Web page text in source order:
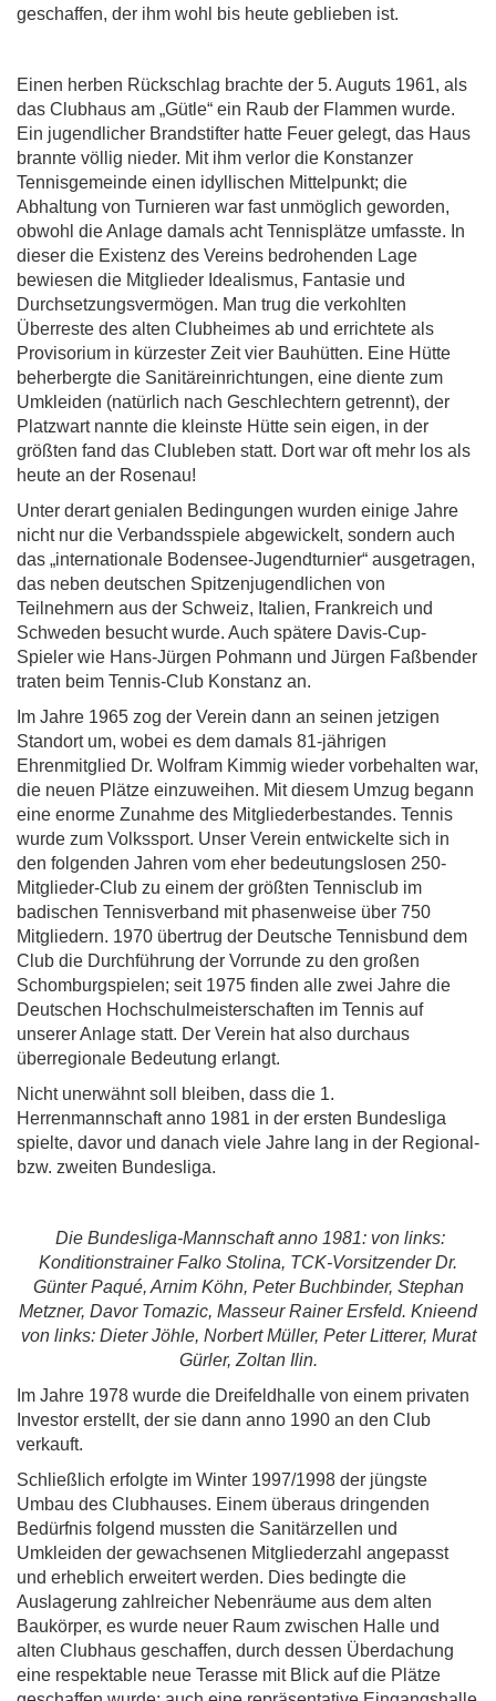
geschaffen, der ihm wohl bis heute geblieben ist.
Einen herben Rückschlag brachte der 5. Auguts 1961, als
das Clubhaus am „Gütle“ ein Raub der Flammen wurde.
Ein jugendlicher Brandstifter hatte Feuer gelegt, das Haus
brannte völlig nieder. Mit ihm verlor die Konstanzer
Tennisgemeinde einen idyllischen Mittelpunkt; die
Abhaltung von Turnieren war fast unmöglich geworden,
obwohl die Anlage damals acht Tennisplätze umfasste. In
dieser die Existenz des Vereins bedrohenden Lage
bewiesen die Mitglieder Idealismus, Fantasie und
Durchsetzungsvermögen. Man trug die verkohlten
Überreste des alten Clubheimes ab und errichtete als
Provisorium in kürzester Zeit vier Bauhütten. Eine Hütte
beherbergte die Sanitäreinrichtungen, eine diente zum
Umkleiden (natürlich nach Geschlechtern getrennt), der
Platzwart nannte die kleinste Hütte sein eigen, in der
größten fand das Clubleben statt. Dort war oft mehr los als
heute an der Rosenau!
Unter derart genialen Bedingungen wurden einige Jahre
nicht nur die Verbandsspiele abgewickelt, sondern auch
das „internationale Bodensee-Jugendturnier“ ausgetragen,
das neben deutschen Spitzenjugendlichen von
Teilnehmern aus der Schweiz, Italien, Frankreich und
Schweden besucht wurde. Auch spätere Davis-Cup-
Spieler wie Hans-Jürgen Pohmann und Jürgen Faßbender
traten beim Tennis-Club Konstanz an.
Im Jahre 1965 zog der Verein dann an seinen jetzigen
Standort um, wobei es dem damals 81-jährigen
Ehrenmitglied Dr. Wolfram Kimmig wieder vorbehalten war,
die neuen Plätze einzuweihen. Mit diesem Umzug begann
eine enorme Zunahme des Mitgliederbestandes. Tennis
wurde zum Volkssport. Unser Verein entwickelte sich in
den folgenden Jahren vom eher bedeutungslosen 250-
Mitglieder-Club zu einem der größten Tennisclub im
badischen Tennisverband mit phasenweise über 750
Mitgliedern. 1970 übertrug der Deutsche Tennisbund dem
Club die Durchführung der Vorrunde zu den großen
Schomburgspielen; seit 1975 finden alle zwei Jahre die
Deutschen Hochschulmeisterschaften im Tennis auf
unserer Anlage statt. Der Verein hat also durchaus
überregionale Bedeutung erlangt.
Nicht unerwähnt soll bleiben, dass die 1.
Herrenmannschaft anno 1981 in der ersten Bundesliga
spielte, davor und danach viele Jahre lang in der Regional-
bzw. zweiten Bundesliga.
Die Bundesliga-Mannschaft anno 1981: von links:
Konditionstrainer Falko Stolina, TCK-Vorsitzender Dr.
Günter Paqué, Arnim Köhn, Peter Buchbinder, Stephan
Metzner, Davor Tomazic, Masseur Rainer Ersfeld. Knieend
von links: Dieter Jöhle, Norbert Müller, Peter Litterer, Murat
Gürler, Zoltan Ilin.
Im Jahre 1978 wurde die Dreifeldhalle von einem privaten
Investor erstellt, der sie dann anno 1990 an den Club
verkauft.
Schließlich erfolgte im Winter 1997/1998 der jüngste
Umbau des Clubhauses. Einem überaus dringenden
Bedürfnis folgend mussten die Sanitärzellen und
Umkleiden der gewachsenen Mitgliederzahl angepasst
und erheblich erweitert werden. Dies bedingte die
Auslagerung zahlreicher Nebenräume aus dem alten
Baukörper, es wurde neuer Raum zwischen Halle und
alten Clubhaus geschaffen, durch dessen Überdachung
eine respektable neue Terasse mit Blick auf die Plätze